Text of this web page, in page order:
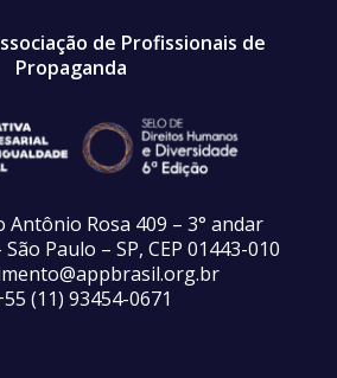
de Profissionais de
Propaganda
Antônio Rosa 409 – 3° andar
Paulo – SP, CEP 01443-010
(11) 93454-0671